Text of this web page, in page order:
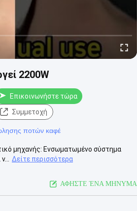
2200W
Επικοινωνήστε τώρα
Συμμετοχή
ποτών καφέ
μηχανής: Ενσωματωμένο σύστημα
Δείτε περισσότερα
ΑΦΗΣΤΕ ΈΝΑ ΜΗΝΥΜΑ